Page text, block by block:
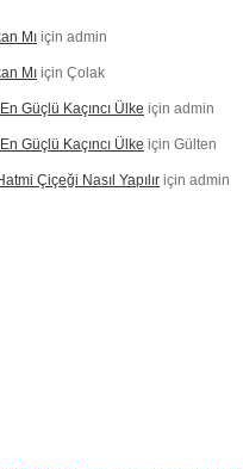
Mı için admin
Mı için Çolak
Güçlü Kaçıncı Ülke için admin
Güçlü Kaçıncı Ülke için Gülten
Çiçeği Nasıl Yapılır için admin